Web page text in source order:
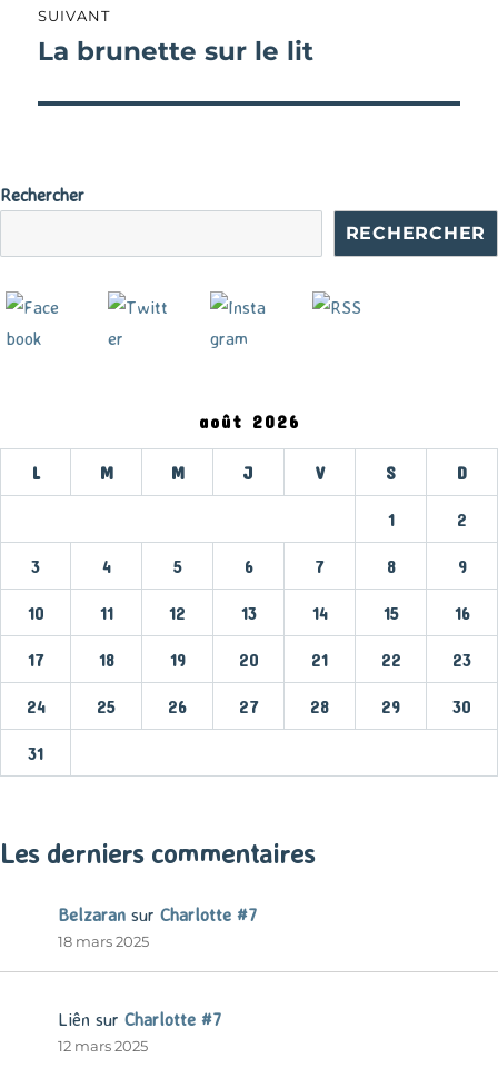
SUIVANT
Publication
La brunette sur le lit
Rechercher
RECHERCHER
août 2026
L M M J V S D
1 2
3 4 5 6 7 8 9
10 11 12 13 14 15 16
17 18 19 20 21 22 23
24 25 26 27 28 29 30
31
Les derniers commentaires
Belzaran sur Charlotte #7
18 mars 2025
Liên sur Charlotte #7
12 mars 2025